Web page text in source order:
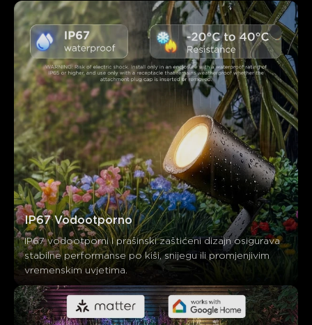
IP67 Vodootporno
IP67 vodootporni i prašinski zaštićeni dizajn osigurava
stabilne performanse po kiši, snijegu ili promjenjivim
vremenskim uvjetima.